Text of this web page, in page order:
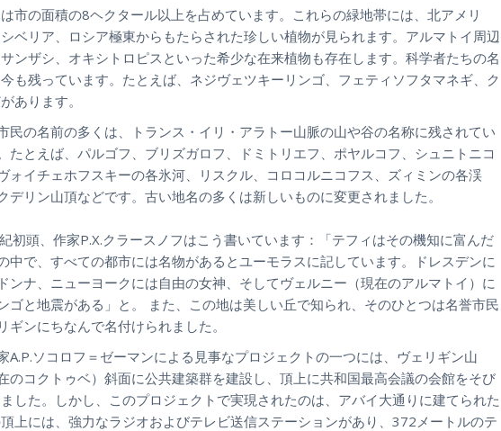
市の面積の8ヘクタール以上を占めています。これらの緑地帯には、北アメリ
ベリア、ロシア極東からもたらされた珍しい植物が見られます。アルマトイ周辺
ンザシ、オキシトロピスといった希少な在来植物も存在します。科学者たちの名
も残っています。たとえば、ネジヴェツキーリンゴ、フェティソフタマネギ、ク
あります。
民の名前の多くは、トランス・イリ・アラトー山脈の山や谷の名称に残されてい
たとえば、パルゴフ、ブリズガロフ、ドミトリエフ、ポヤルコフ、シュニトニコ
ォイチェホフスキーの各氷河、リスクル、コロコルニコフス、ズィミンの各渓
デリン山頂などです。古い地名の多くは新しいものに変更されました。
初頭、作家P.X.クラースノフはこう書いています：「テフィはその機知に富んだ
中で、すべての都市には名物があるとユーモラスに記しています。ドレスデンに
ンナ、ニューヨークには自由の女神、そしてヴェルニー（現在のアルマトイ）に
ゴと地震がある」と。 また、この地は美しい丘で知られ、そのひとつは名誉市民
ギンにちなんで名付けられました。
A.P.ソコロフ＝ゼーマンによる見事なプロジェクトの一つには、ヴェリギン山
在のコクトゥベ）斜面に公共建築群を建設し、頂上に共和国最高会議の会館をそび
した。しかし、このプロジェクトで実現されたのは、アバイ大通りに建てられた
上には、強力なラジオおよびテレビ送信ステーションがあり、372メートルのテ